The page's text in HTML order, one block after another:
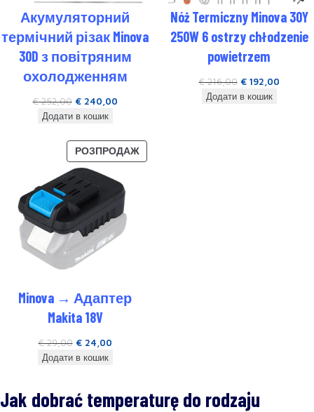
Акумуляторний
термічний різак Minova
30D з повітряним
охолодженням
€252,00 €240,00
Додати в кошик
Nóż Termiczny Minova 30Y
250W 6 ostrzy chłodzenie
powietrzem
€216,00 €192,00
Додати в кошик
РОЗПРОДАЖ
Minova → Адаптер
Makita 18V
€29,00 €24,00
Додати в кошик
Jak dobrać temperaturę do rodzaju